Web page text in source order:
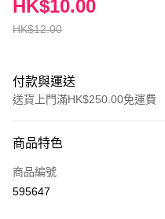
HK$12.00
HK$10.00
付款與運送
送貨上門滿HK$250.00免運費
信用卡
Apple Pay
商品特色
商品編號
595647